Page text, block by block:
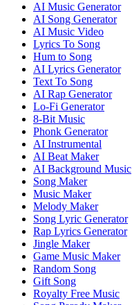
AI Music Generator
AI Song Generator
AI Music Video
Lyrics To Song
Hum to Song
AI Lyrics Generator
Text To Song
AI Rap Generator
Lo-Fi Generator
8-Bit Music
Phonk Generator
AI Instrumental
AI Beat Maker
AI Background Music
Song Maker
Music Maker
Melody Maker
Song Lyric Generator
Rap Lyrics Generator
Jingle Maker
Game Music Maker
Random Song
Gift Song
Royalty Free Music